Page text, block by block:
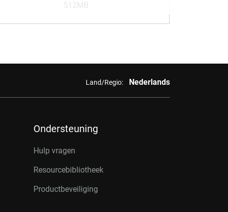
512MB
Land/Regio: Nederlands
Ondersteuning
Hulp vragen
Resourcebibliotheek
Productbeveiliging